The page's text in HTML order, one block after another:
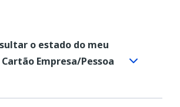
contém a informação
permanentemente atualizada.
o estado do meu
Empresa/Pessoa